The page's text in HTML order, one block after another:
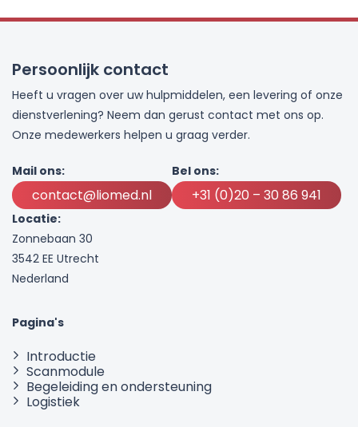
Persoonlijk contact
Heeft u vragen over uw hulpmiddelen, een levering of onze
dienstverlening? Neem dan gerust contact met ons op.
Onze medewerkers helpen u graag verder.
Mail ons:
contact@liomed.nl
Bel ons:
+31 (0)20 – 30 86 941
Locatie:
Zonnebaan 30
3542 EE Utrecht
Nederland
Pagina's
Introductie
Scanmodule
Begeleiding en ondersteuning
Logistiek